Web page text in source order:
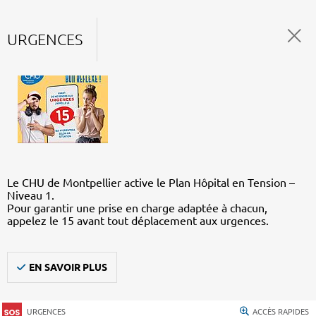
URGENCES
Le CHU de Montpellier active le Plan Hôpital en Tension –
Niveau 1.
Pour garantir une prise en charge adaptée à chacun,
appelez le 15 avant tout déplacement aux urgences.
EN SAVOIR PLUS
URGENCES ACCÈS RAPIDES